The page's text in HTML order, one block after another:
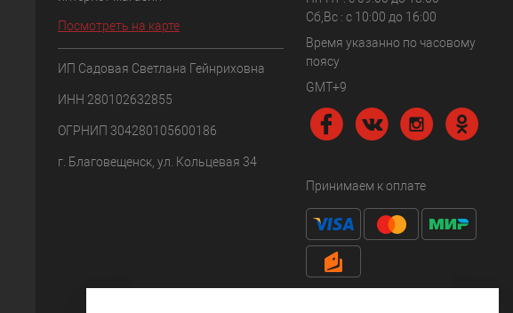
Посмотреть на карте
ИП Садовая Светлана Гейнриховна
ИНН 280102632855
ОГРНИП 304280105600186
г. Благовещенск, ул. Кольцевая 34
Сб,Вс : c 10:00 до 16:00
Время указанно по часовому
поясу
GMT+9
Принимаем к оплате